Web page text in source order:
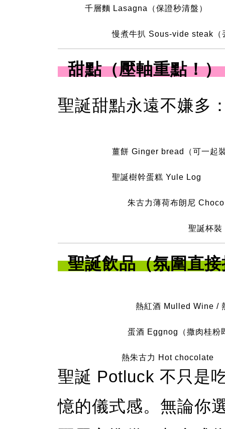
千層麵 Lasagna（保證秒清盤）
慢煮牛扒 Sous-vide steak（
甜點（壓軸重點！
聖誕甜點永遠不嫌多
薑餅 Ginger bread（可一起
聖誕樹幹蛋糕 Yule Log
朱古力薄荷布朗尼
聖誕杯
聖誕飲品（氛圍直
熱紅酒 Mulled Wine /
蛋酒 Eggnog（撒肉桂粉
熱朱古力 Hot chocolate
聖誕 Potluck 不只是
憶的儀式感。無論你